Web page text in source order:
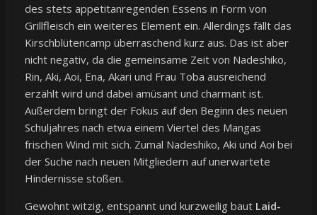
des stets appetitanregenden Essens in Form von
Grillfleisch ein weiteres Element ein. Allerdings fällt das
Kirschblütencamp überraschend kurz aus. Das ist aber
nicht negativ, da die gemeinsame Zeit von Nadeshiko,
Rin, Aki, Aoi, Ena, Akari und Frau Toba ausreichend
erzählt wird und dabei amüsant und charmant ist.
Außerdem bringt der Fokus auf den Beginn des neuen
Schuljahres nach etwa einem Viertel des Mangas
frischen Wind mit sich. Zumal Nadeshiko, Aki und Aoi bei
der Suche nach neuen Mitgliedern auf unerwartete
Hindernisse stoßen.
Gewohnt witzig, entspannt und kurzweilig baut Laid-